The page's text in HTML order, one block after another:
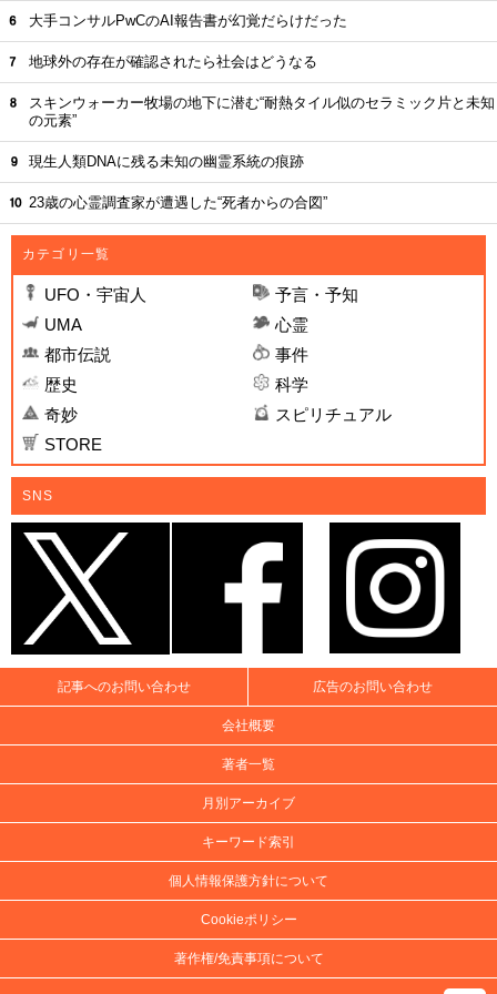
大手コンサルPwCのAI報告書が幻覚だらけだった
地球外の存在が確認されたら社会はどうなる
スキンウォーカー牧場の地下に潜む“耐熱タイル似のセラミック片と未知
の元素”
現生人類DNAに残る未知の幽霊系統の痕跡
23歳の心霊調査家が遭遇した“死者からの合図”
カテゴリ一覧
UFO・宇宙人
予言・予知
UMA
心霊
都市伝説
事件
歴史
科学
奇妙
スピリチュアル
STORE
SNS
記事へのお問い合わせ 広告のお問い合わせ
会社概要
著者一覧
月別アーカイブ
キーワード索引
個人情報保護方針について
Cookieポリシー
著作権/免責事項について